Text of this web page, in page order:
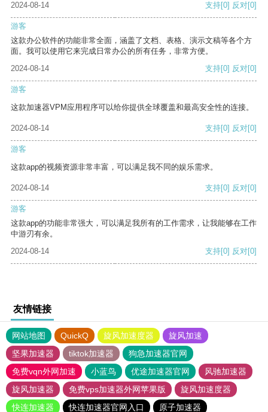
2024-08-14 支持[0] 反对[0]
游客
这款办公软件的功能非常全面，涵盖了文档、表格、演示文稿等各个方
面。我可以使用它来完成日常办公的所有任务，非常方便。
2024-08-14
支持[0] 反对[0]
游客
这款加速器VPM应用程序可以给你提供全球覆盖和最高安全性的连接。
2024-08-14 支持[0] 反对[0]
游客
这款app的视频资源非常丰富，可以满足我不同的娱乐需求。
2024-08-14 支持[0] 反对[0]
游客
这款app的功能非常强大，可以满足我所有的工作需求，让我能够在工作
中游刃有余。
2024-08-14
支持[0] 反对[0]
友情链接
网站地图 QuickQ 旋风加速度器
旋风加速
坚果加速器
tiktok加速器
狗急加速器官网
免费vqn外网加速
小蓝鸟 优途加速器官网
风驰加速器
旋风加速器
免费vps加速器外网苹果版
旋风加速度器
快连加速器
快连加速器官网入口 原子加速器